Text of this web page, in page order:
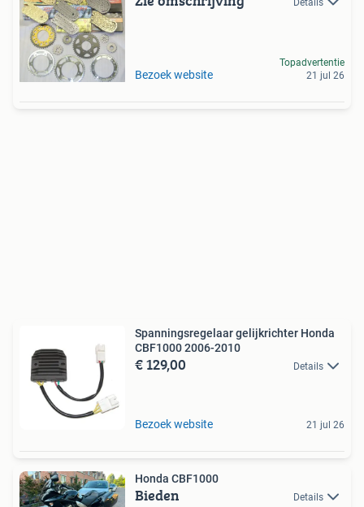
Details
Bezoek website
Topadvertentie
21 jul 26
Spanningsregelaar gelijkrichter Honda
CBF1000 2006-2010
€ 129,00 Details
Bezoek website 21 jul 26
Honda CBF1000
Bieden Details